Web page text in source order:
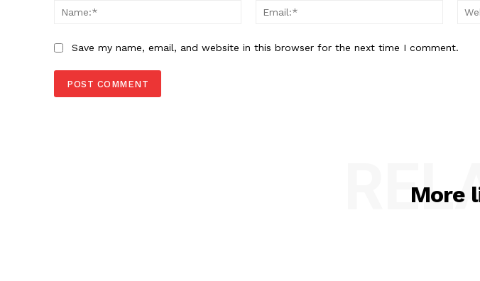
Name:*
Email:*
Save my name, email, and website in this browser for the next time I comment.
More